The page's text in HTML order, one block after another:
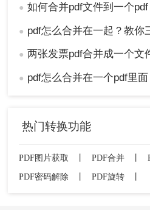
● 如何合并pdf文件到一个pdf？分享三种不
● pdf怎么合并在一起？教你
● 两张发票pdf合并成一个文件怎么弄
● pdf怎么合并在一个pdf里面？这
热门转换功能
PDF图片获取 丨 PDF合并 丨
PDF密码解除
丨 PDF旋转 丨